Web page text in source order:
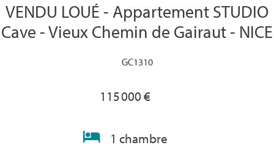
VENDU LOUÉ - Appartement STUDIO
Cave - Vieux Chemin de Gairaut - NICE
GC1310
115 000 €
1 chambre